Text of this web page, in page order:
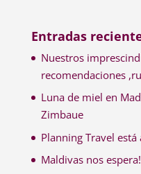
Entradas
Nuestros
recomendaciones
Luna de miel en
Zimbaue
Planning Travel está
Maldivas nos espera!